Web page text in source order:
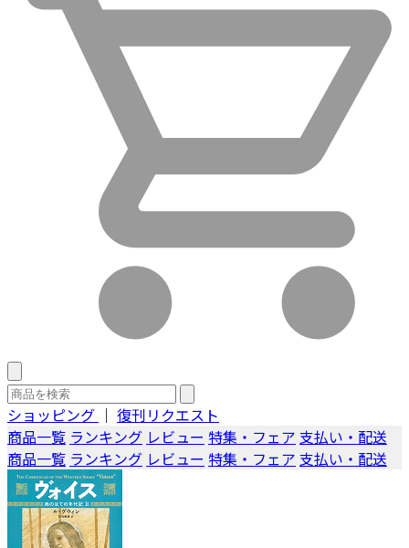
ショッピング ｜ 復刊リクエスト
商品一覧 ランキング レビュー 特集・フェア 支払い・配送
商品一覧 ランキング レビュー 特集・フェア 支払い・配送